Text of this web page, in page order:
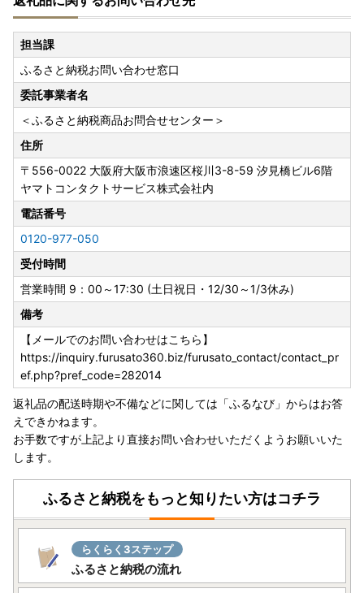
担当課
ふるさと納税お問い合わせ窓口
委託事業者名
＜ふるさと納税商品お問合せセンター＞
住所
〒556-0022 大阪府大阪市浪速区桜川3-8-59 汐見橋ビル6階
ヤマトコンタクトサービス株式会社内
電話番号
0120-977-050
受付時間
営業時間 9：00～17:30 (土日祝日・12/30～1/3休み)
備考
【メールでのお問い合わせはこちら】
https://inquiry.furusato360.biz/furusato_contact/contact_pr
ef.php?pref_code=282014
返礼品の配送時期や不備などに関しては「ふるなび」からはお答
えできかねます。
お手数ですが上記より直接お問い合わせいただくようお願いいた
します。
ふるさと納税をもっと知りたい方はコチラ
らくらく3ステップ
ふるさと納税の流れ